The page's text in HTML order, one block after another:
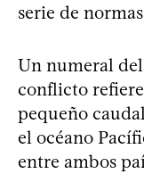
serie de
Un numeral
conflicto
pequeño
el océano
entre ambos